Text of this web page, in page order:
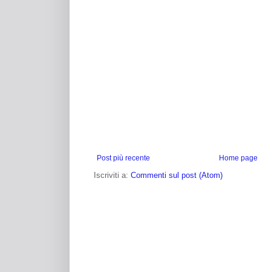
Post più recente Home page
Iscriviti a: Commenti sul post (Atom)